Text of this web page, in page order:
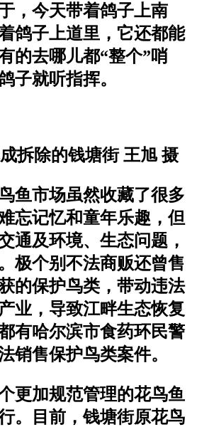
，今天带着鸽子上南
鸽子上道里，它还都能
的去哪儿都“整个”哨
子就听指挥。
拆除的钱塘街 王旭 摄
鱼市场虽然收藏了很多
忘记忆和童年乐趣，但
通及环境、生态问题，
极个别不法商贩还曾售
的保护鸟类，带动违法
业，导致江畔生态恢复
有哈尔滨市食药环民警
销售保护鸟类案件。
更加规范管理的花鸟鱼
。目前，钱塘街原花鸟